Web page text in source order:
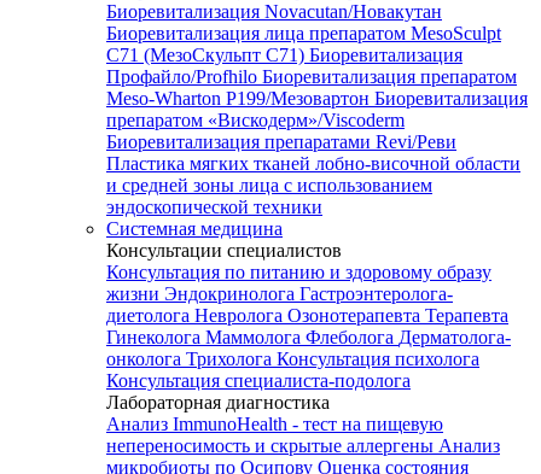
Биоревитализация Novacutan/Новакутан
Биоревитализация лица препаратом MesoSculpt
C71 (МезоСкульпт С71) Биоревитализация
Профайло/Profhilo Биоревитализация препаратом
Meso-Wharton P199/Мезовартон Биоревитализация
препаратом «Вискодерм»/Viscoderm
Биоревитализация препаратами Revi/Реви
Пластика мягких тканей лобно-височной области
и средней зоны лица с использованием
эндоскопической техники
Системная медицина
Консультации специалистов
Консультация по питанию и здоровому образу
жизни Эндокринолога Гастроэнтеролога-
диетолога Невролога Озонотерапевта Терапевта
Гинеколога Маммолога Флеболога Дерматолога-
онколога Трихолога Консультация психолога
Консультация специалиста-подолога
Лабораторная диагностика
Анализ ImmunoHealth - тест на пищевую
непереносимость и скрытые аллергены Анализ
микробиоты по Осипову Оценка состояния